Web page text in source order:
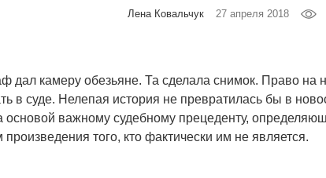
Лена Ковальчук 27 апреля 2018
дал камеру обезьяне. Та сделала снимок. Право на
в суде. Нелепая история не превратилась бы в
основой важному судебному прецеденту,
произведения того, кто фактически им не является.